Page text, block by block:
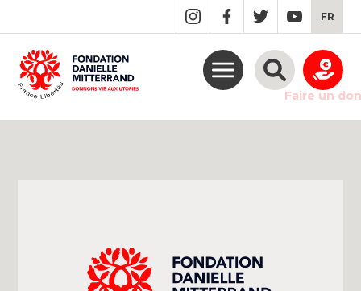
MAIN
CONTENT
FR
Faire un don